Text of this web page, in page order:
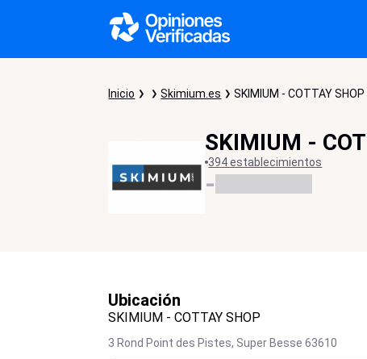
Inicio Skimium.es SKIMIUM - COTTAY SHOP
SKIMIUM -
394 establecimientos
-
Ubicación
SKIMIUM - COTTAY SHOP
3 Rond Point des Pistes, Super Besse 63610